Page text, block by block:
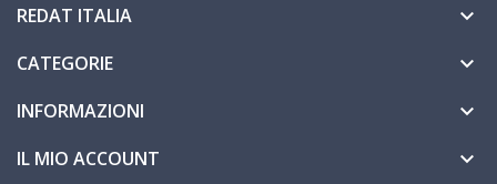
REDAT ITALIA 
CATEGORIE 
INFORMAZIONI 
IL MIO ACCOUNT 